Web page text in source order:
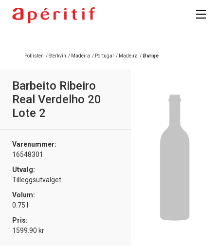
Pollisten /Sterkvin / Madeira / Portugal / Madeira /Øvrige
Barbeito Ribeiro
Real Verdelho 20
Lote 2
Varenummer:
16548301
Utvalg:
Tilleggsutvalget
Volum:
0.75 l
Pris:
1599.90 kr